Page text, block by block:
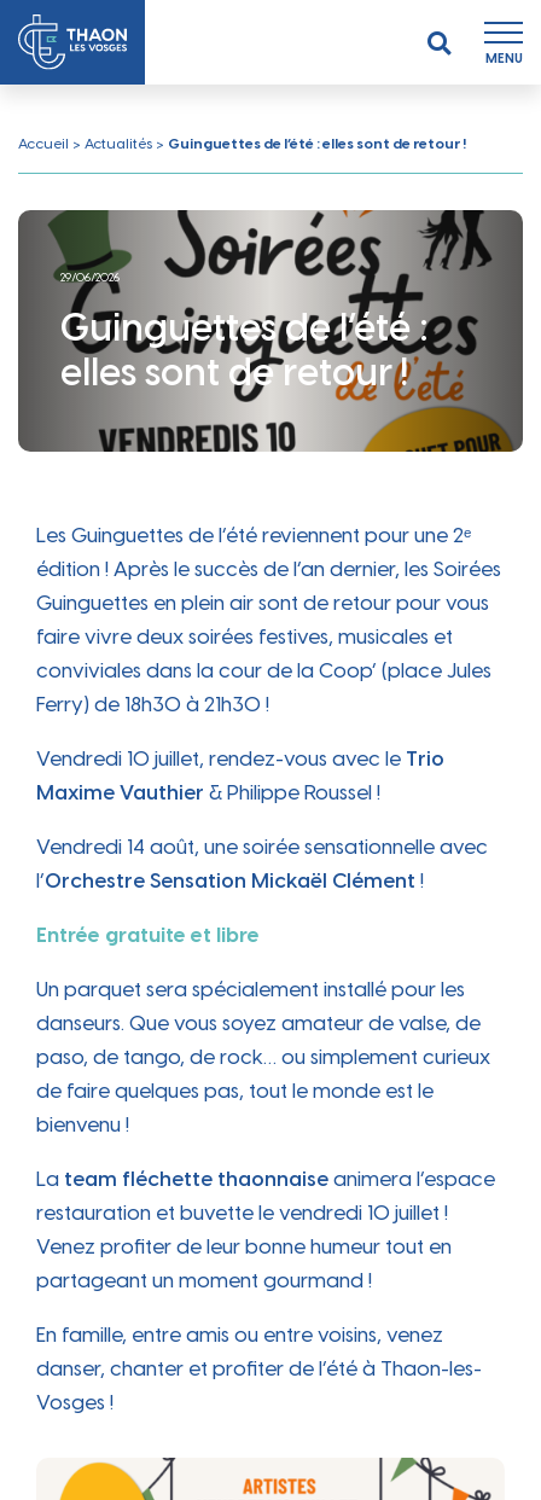
MENU
Accueil > Actualités > Guinguettes de l’été : elles sont de retour !
29/06/2026
Guinguettes de l’été :
elles sont de retour !
Les Guinguettes de l’été reviennent pour une 2ᵉ
édition ! Après le succès de l’an dernier, les Soirées
Guinguettes en plein air sont de retour pour vous
faire vivre deux soirées festives, musicales et
conviviales dans la cour de la Coop’ (place Jules
Ferry) de 18h30 à 21h30 !
Vendredi 10 juillet, rendez-vous avec le Trio
Maxime Vauthier & Philippe Roussel !
Vendredi 14 août, une soirée sensationnelle avec
l’Orchestre Sensation Mickaël Clément !
Entrée gratuite et libre
Un parquet sera spécialement installé pour les
danseurs. Que vous soyez amateur de valse, de
paso, de tango, de rock… ou simplement curieux
de faire quelques pas, tout le monde est le
bienvenu !
La team fléchette thaonnaise animera l’espace
restauration et buvette le vendredi 10 juillet !
Venez profiter de leur bonne humeur tout en
partageant un moment gourmand !
En famille, entre amis ou entre voisins, venez
danser, chanter et profiter de l’été à Thaon-les-
Vosges !